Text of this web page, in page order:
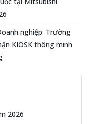
nghiệp: Trường
KIOSK thông minh
2026